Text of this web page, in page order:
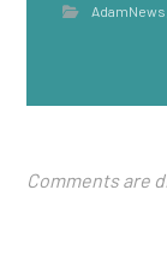
AdamNews
Comments are